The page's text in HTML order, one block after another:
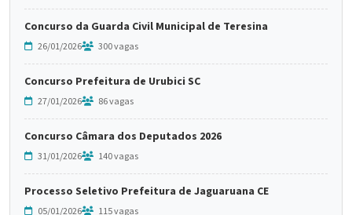
Concurso da Guarda Civil Municipal de Teresina
26/01/2026 300 vagas
Concurso Prefeitura de Urubici SC
27/01/2026 86 vagas
Concurso Câmara dos Deputados 2026
31/01/2026 140 vagas
Processo Seletivo Prefeitura de Jaguaruana CE
05/01/2026 115 vagas